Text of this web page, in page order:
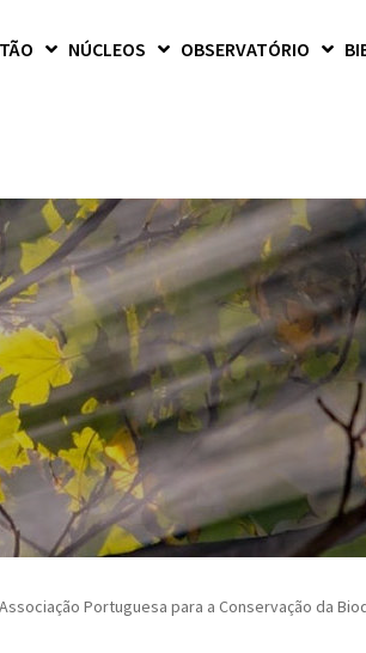
NÚCLEOS OBSERVATÓRIO
Portuguesa para a Conservação da